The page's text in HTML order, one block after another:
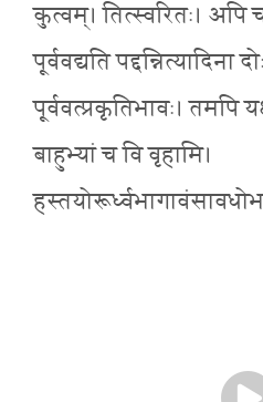
कुत्वम्। तित्स्वरितः। अपि
पूर्ववद्यति पद्दन्नित्यादिना
पूर्ववत्प्रकृतिभावः। तमपि
बाहुभ्यां च वि वृहामि।